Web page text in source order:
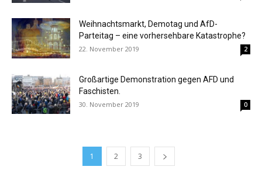
Weihnachtsmarkt, Demotag und AfD-
Parteitag – eine vorhersehbare Katastrophe?
22. November 2019 2
Großartige Demonstration gegen AFD und
Faschisten.
30. November 2019 0
1 2 3